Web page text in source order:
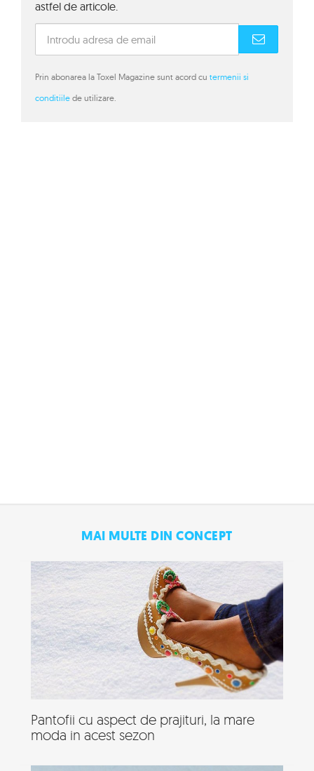
astfel de articole.
Prin abonarea la Toxel Magazine sunt acord cu termenii si
conditiile de utilizare.
MAI MULTE DIN CONCEPT
Pantofii cu aspect de prajituri, la mare
moda in acest sezon